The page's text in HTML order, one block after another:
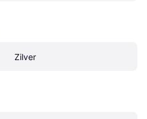
Zilver